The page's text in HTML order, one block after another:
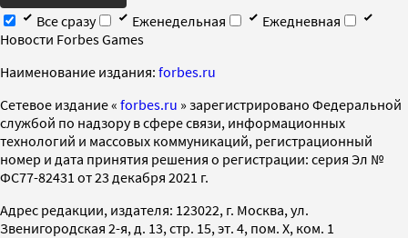
Все сразу
Еженедельная
Ежедневная
Новости Forbes Games
Наименование издания: forbes.ru
Cетевое издание « forbes.ru » зарегистрировано Федеральной
службой по надзору в сфере связи, информационных
технологий и массовых коммуникаций, регистрационный
номер и дата принятия решения о регистрации: серия Эл №
ФС77-82431 от 23 декабря 2021 г.
Адрес редакции, издателя: 123022, г. Москва, ул.
Звенигородская 2-я, д. 13, стр. 15, эт. 4, пом. X, ком. 1